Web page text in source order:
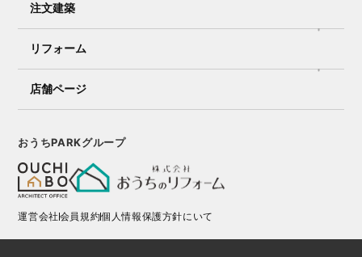
注文建築
リフォーム
店舗ページ
おうちPARKグループ
運営会社会員規約個人情報保護方針にいて